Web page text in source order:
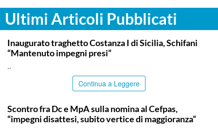
Ultimi Articoli Pubblicati
ITALPRESS
Inaugurato traghetto Costanza I di Sicilia, Schifani
“Mantenuto impegni presi”
..
Continua a Leggere
Scontro fra Dc e MpA sulla nomina al Cefpas,
“impegni disattesi, subito vertice di maggioranza”